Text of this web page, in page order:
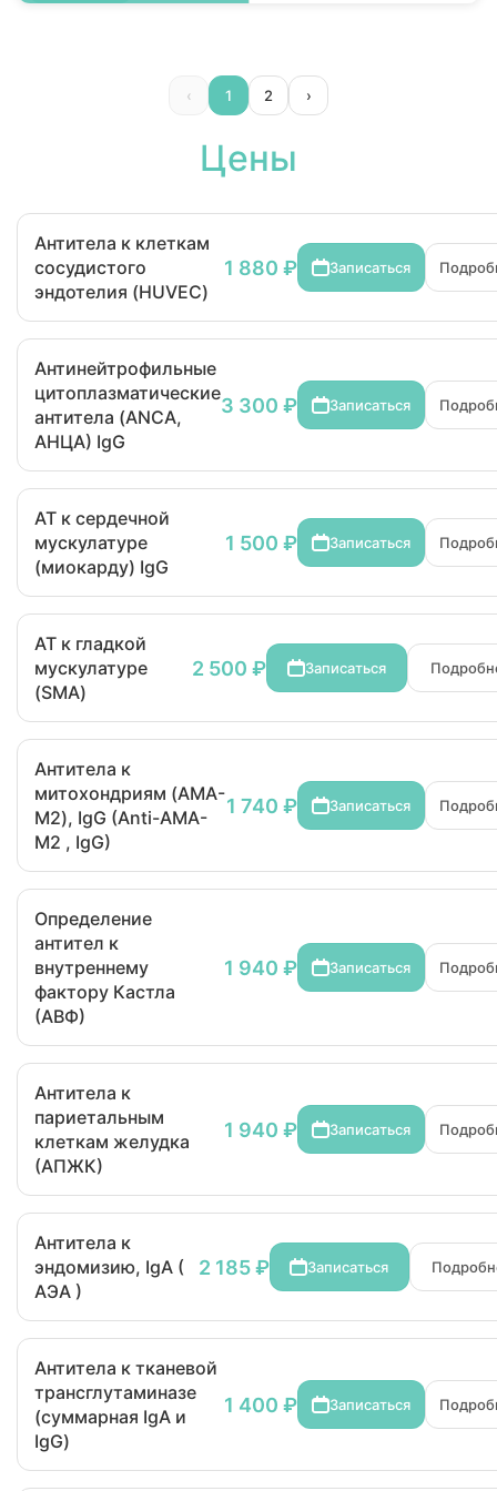
‹ 1 2 ›
Цены
Антитела к клеткам
сосудистого
эндотелия (HUVEC)
1 880 ₽ Записаться
Антинейтрофильные
цитоплазматические
антитела (ANCA,
АНЦА) IgG
3 300 ₽ Записаться
АТ к сердечной
мускулатуре
(миокарду) IgG
1 500 ₽ Записаться
АТ к гладкой
мускулатуре
(SMA)
2 500 ₽ Записаться
Антитела к
митохондриям (AMA-
M2), IgG (Anti-AMA-
M2 , IgG)
1 740 ₽ Записаться
Определение
антител к
внутреннему
фактору Кастла
(АВФ)
1 940 ₽ Записаться
Антитела к
париетальным
клеткам желудка
(АПЖК)
1 940 ₽ Записаться
Антитела к
эндомизию, IgA (
AЭA )
2 185 ₽ Записаться
Антитела к тканевой
трансглутаминазе
(суммарная IgA и
IgG)
1 400 ₽ Записаться